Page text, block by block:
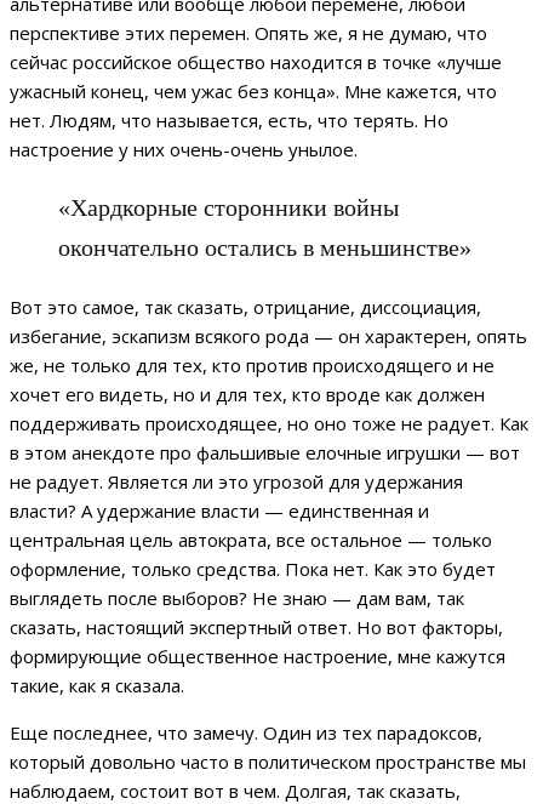
перспективе этих перемен. Опять же, я не думаю, что
сейчас российское общество находится в точке «лучше
ужасный конец, чем ужас без конца». Мне кажется, что
нет. Людям, что называется, есть, что терять. Но
настроение у них очень-очень унылое.
«Хардкорные сторонники войны
окончательно остались в меньшинстве»
Вот это самое, так сказать, отрицание, диссоциация,
избегание, эскапизм всякого рода — он характерен, опять
же, не только для тех, кто против происходящего и не
хочет его видеть, но и для тех, кто вроде как должен
поддерживать происходящее, но оно тоже не радует. Как
в этом анекдоте про фальшивые елочные игрушки — вот
не радует. Является ли это угрозой для удержания
власти? А удержание власти — единственная и
центральная цель автократа, все остальное — только
оформление, только средства. Пока нет. Как это будет
выглядеть после выборов? Не знаю — дам вам, так
сказать, настоящий экспертный ответ. Но вот факторы,
формирующие общественное настроение, мне кажутся
такие, как я сказала.
Еще последнее, что замечу. Один из тех парадоксов,
который довольно часто в политическом пространстве мы
наблюдаем, состоит вот в чем. Долгая, так сказать,